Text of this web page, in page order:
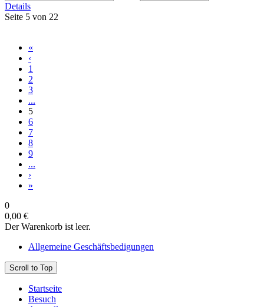
Details
Seite 5 von 22
«
‹
1
2
3
...
5
6
7
8
9
...
›
»
0
0,00 €
Der Warenkorb ist leer.
Allgemeine Geschäftsbedigungen
Scroll to Top
Startseite
Besuch